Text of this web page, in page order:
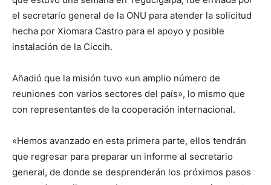
el secretario general de la ONU para atender la solicitud
hecha por Xiomara Castro para el apoyo y posible
instalación de la Ciccih.
Añadió que la misión tuvo «un amplio número de
reuniones con varios sectores del país», lo mismo que
con representantes de la cooperación internacional.
«Hemos avanzado en esta primera parte, ellos tendrán
que regresar para preparar un informe al secretario
general, de donde se desprenderán los próximos pasos